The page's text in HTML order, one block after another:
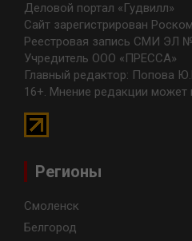
Деловой портал «Гудвилл»
Сайт зарегистрирован
Реестровая запись СМИ ЭЛ
Учредитель ООО «ПРЕССА»
Главный редактор: Попова
16+. Мнение редакции может
Регионы
Смоленск
Белгород